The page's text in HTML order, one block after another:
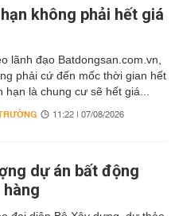
không phải hết giá
lãnh đạo Batdongsan.com.vn,
phải cứ đến mốc thời gian hết
hạn là chung cư sẽ hết giá...
11:22 | 07/08/2026
dự án bất động